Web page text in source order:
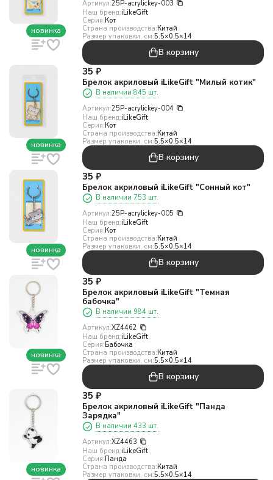
новинка
Артикул:25P-acrylickey-003
Наш бренд:iLikeGift
Серия:Кот
Страна производства:Китай
Размер упаковки, см:5.5×0.5×14
В корзину
новинка
35 ₽
Брелок акриловый iLikeGift "Милый котик"
В наличии 845 шт.
Артикул:25P-acrylickey-004
Наш бренд:iLikeGift
Серия:Кот
Страна производства:Китай
Размер упаковки, см:5.5×0.5×14
В корзину
новинка
35 ₽
Брелок акриловый iLikeGift "Сонный кот"
В наличии 753 шт.
Артикул:25P-acrylickey-005
Наш бренд:iLikeGift
Серия:Кот
Страна производства:Китай
Размер упаковки, см:5.5×0.5×14
В корзину
новинка
35 ₽
Брелок акриловый iLikeGift "Темная
бабочка"
В наличии 984 шт.
Артикул:XZ4462
Наш бренд:iLikeGift
Серия:Бабочка
Страна производства:Китай
Размер упаковки, см:5.5×0.5×14
В корзину
новинка
35 ₽
Брелок акриловый iLikeGift "Панда
Зарядка"
В наличии 433 шт.
Артикул:XZ4463
Наш бренд:iLikeGift
Серия:Панда
Страна производства:Китай
Размер упаковки, см:5.5×0.5×14